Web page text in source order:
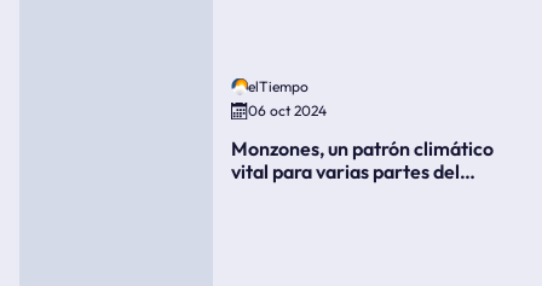
elTiempo
06 oct 2024
Monzones, un patrón climático
vital para varias partes del